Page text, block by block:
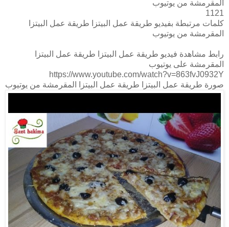
المقرمشة من يوتيوب
1121
كلمات مرتبطة بفيديو طريقة عمل البيتزا طريقة عمل البيتزا
المقرمشة من يوتيوب
رابط مشاهدة فيديو طريقة عمل البيتزا طريقة عمل البيتزا
المقرمشة على يوتيوب
https://www.youtube.com/watch?v=863fvJ0932Y
صورة طريقة عمل البيتزا طريقة عمل البيتزا المقرمشة من يوتيوب